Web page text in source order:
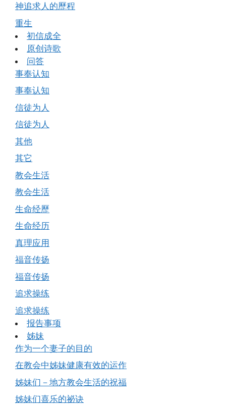
神追求人的歷程
重生
初信成全
原创诗歌
问答
事奉认知
事奉认知
信徒为人
信徒为人
其他
其它
教会生活
教会生活
生命经歷
生命经历
真理应用
福音传扬
福音传扬
追求操练
追求操练
报告事项
姊妹
作为一个妻子的目的
在教会中姊妹健康有效的运作
姊妹们－地方教会生活的祝福
姊妹们喜乐的祕诀